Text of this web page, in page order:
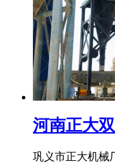
河南正大
巩义市正大机械